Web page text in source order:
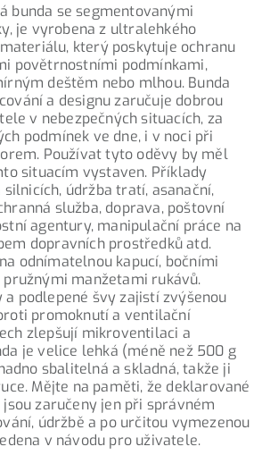
bunda se segmentovanými
je vyrobena z ultralehkého
který poskytuje ochranu
povětrnostními podmínkami,
deštěm nebo mlhou. Bunda
a designu zaručuje dobrou
v nebezpečných situacích, za
podmínek ve dne, i v noci při
Používat tyto oděvy by měl
situacím vystaven. Příklady
údržba tratí, asanační,
služba, doprava, poštovní
agentury, manipulační práce na
dopravních prostředků atd.
odnímatelnou kapucí, bočními
pružnými manžetami rukávů.
a podlepené švy zajistí zvýšenou
promoknutí a ventilační
zlepšují mikroventilaci a
je velice lehká (méně než 500 g
sbalitelná a skladná, takže ji
Mějte na paměti, že deklarované
zaručeny jen při správném
údržbě a po určitou vymezenou
v návodu pro uživatele.